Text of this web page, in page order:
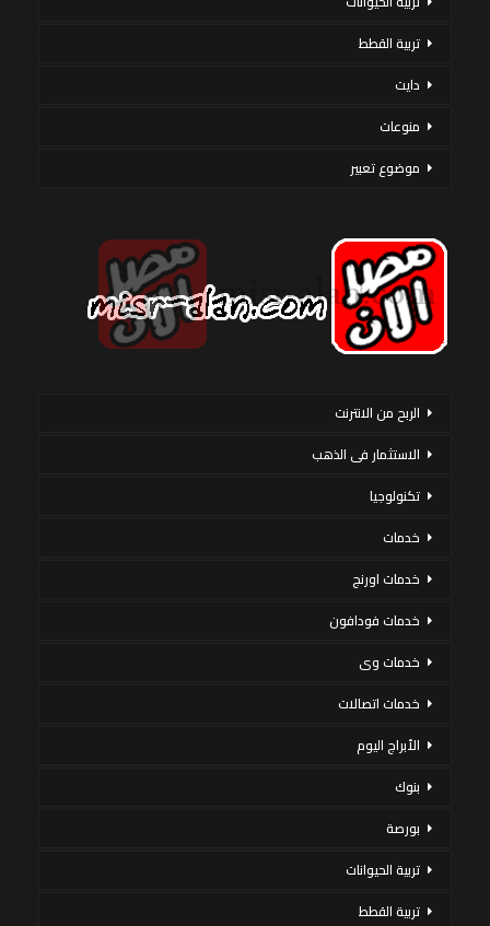
تربية القطط
دايت
منوعات
موضوع تعبير
الربح من الانترنت
الاستثمار فى الذهب
تكنولوجيا
خدمات
خدمات اورنج
خدمات فودافون
خدمات وى
خدمات اتصالات
الأبراج اليوم
بنوك
بورصة
تربية الحيوانات
تربية القطط